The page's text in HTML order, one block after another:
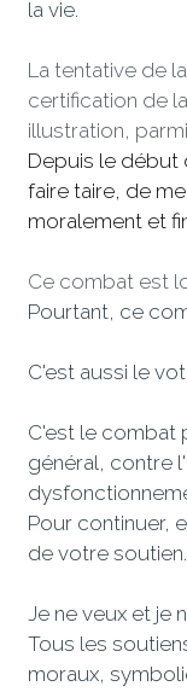
la vie.
La tentative de
certification de
illustration,
Depuis le début
faire taire, de
moralement et
Ce combat est
Pourtant, ce
C'est aussi le
C'est le combat
général, contre
Pour continuer,
de votre soutien.
Je ne veux et je
Tous les
moraux,